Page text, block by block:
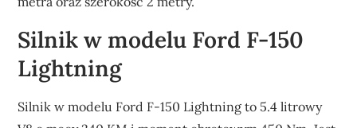
Silnik w modelu Ford F-150
Lightning
Silnik w modelu Ford F-150 Lightning to 5.4 litrowy